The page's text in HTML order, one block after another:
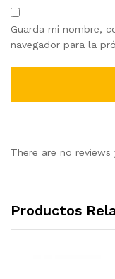
Guarda mi nombre,
navegador para la
There are no reviews
Productos